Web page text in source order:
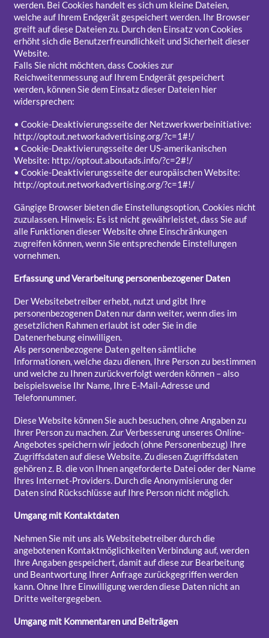
werden. Bei Cookies handelt es sich um kleine Dateien,
welche auf Ihrem Endgerät gespeichert werden. Ihr Browser
greift auf diese Dateien zu. Durch den Einsatz von Cookies
erhöht sich die Benutzerfreundlichkeit und Sicherheit dieser
Website.
Falls Sie nicht möchten, dass Cookies zur
Reichweitenmessung auf Ihrem Endgerät gespeichert
werden, können Sie dem Einsatz dieser Dateien hier
widersprechen:
• Cookie-Deaktivierungsseite der Netzwerkwerbeinitiative:
http://optout.networkadvertising.org/?c=1#!/
• Cookie-Deaktivierungsseite der US-amerikanischen
Website: http://optout.aboutads.info/?c=2#!/
• Cookie-Deaktivierungsseite der europäischen Website:
http://optout.networkadvertising.org/?c=1#!/
Gängige Browser bieten die Einstellungsoption, Cookies nicht
zuzulassen. Hinweis: Es ist nicht gewährleistet, dass Sie auf
alle Funktionen dieser Website ohne Einschränkungen
zugreifen können, wenn Sie entsprechende Einstellungen
vornehmen.
Erfassung und Verarbeitung personenbezogener Daten
Der Websitebetreiber erhebt, nutzt und gibt Ihre
personenbezogenen Daten nur dann weiter, wenn dies im
gesetzlichen Rahmen erlaubt ist oder Sie in die
Datenerhebung einwilligen.
Als personenbezogene Daten gelten sämtliche
Informationen, welche dazu dienen, Ihre Person zu bestimmen
und welche zu Ihnen zurückverfolgt werden können – also
beispielsweise Ihr Name, Ihre E-Mail-Adresse und
Telefonnummer.
Diese Website können Sie auch besuchen, ohne Angaben zu
Ihrer Person zu machen. Zur Verbesserung unseres Online-
Angebotes speichern wir jedoch (ohne Personenbezug) Ihre
Zugriffsdaten auf diese Website. Zu diesen Zugriffsdaten
gehören z. B. die von Ihnen angeforderte Datei oder der Name
Ihres Internet-Providers. Durch die Anonymisierung der
Daten sind Rückschlüsse auf Ihre Person nicht möglich.
Umgang mit Kontaktdaten
Nehmen Sie mit uns als Websitebetreiber durch die
angebotenen Kontaktmöglichkeiten Verbindung auf, werden
Ihre Angaben gespeichert, damit auf diese zur Bearbeitung
und Beantwortung Ihrer Anfrage zurückgegriffen werden
kann. Ohne Ihre Einwilligung werden diese Daten nicht an
Dritte weitergegeben.
Umgang mit Kommentaren und Beiträgen